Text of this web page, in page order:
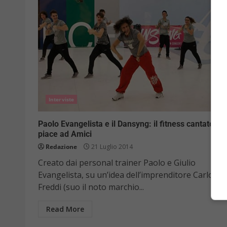
Interviste
Paolo Evangelista e il Dansyng: il fitness cantato che
piace ad Amici
Redazione 21 Luglio 2014
Creato dai personal trainer Paolo e Giulio
Evangelista, su un’idea dell’imprenditore Carlo
Freddi (suo il noto marchio...
Read More